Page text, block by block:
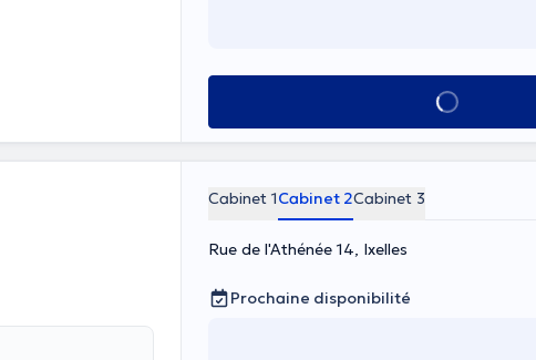
Voir tout
Cabinet 1Cabinet 2Cabinet 3
Rue de l'Athénée 14, Ixelles
Prochaine disponibilité